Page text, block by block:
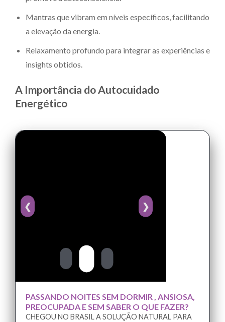
Mantras que vibram em níveis específicos, facilitando
a elevação da energia.
Relaxamento profundo para integrar as experiências e
insights obtidos.
A Importância do Autocuidado
Energético
❮ ❯
PASSANDO NOITES SEM DORMIR , ANSIOSA,
PREOCUPADA E SEM SABER O QUE FAZER?
CHEGOU NO BRASIL A SOLUÇÃO NATURAL PARA